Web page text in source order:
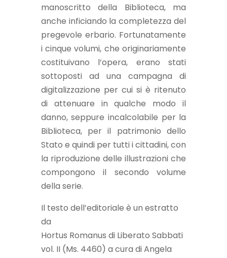
manoscritto della Biblioteca, ma
anche inficiando la completezza del
pregevole erbario. Fortunatamente
i cinque volumi, che originariamente
costituivano l’opera, erano stati
sottoposti ad una campagna di
digitalizzazione per cui si è ritenuto
di attenuare in qualche modo il
danno, seppure incalcolabile per la
Biblioteca, per il patrimonio dello
Stato e quindi per tutti i cittadini, con
la riproduzione delle illustrazioni che
compongono il secondo volume
della serie.
Il testo dell’editoriale è un estratto
da
Hortus Romanus di Liberato Sabbati
vol. II (Ms. 4460) a cura di Angela